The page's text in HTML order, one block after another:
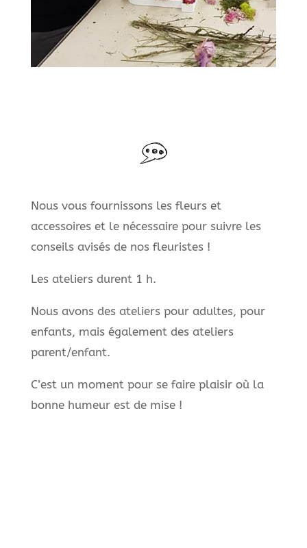
Nous vous fournissons les fleurs et
accessoires et le nécessaire pour suivre les
conseils avisés de nos fleuristes !
Les ateliers durent 1 h.
Nous avons des ateliers pour adultes, pour
enfants, mais également des ateliers
parent/enfant.
C’est un moment pour se faire plaisir où la
bonne humeur est de mise !